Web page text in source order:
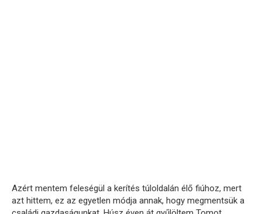
Azért mentem feleségül a kerítés túloldalán élő fiúhoz, mert
azt hittem, ez az egyetlen módja annak, hogy megmentsük a